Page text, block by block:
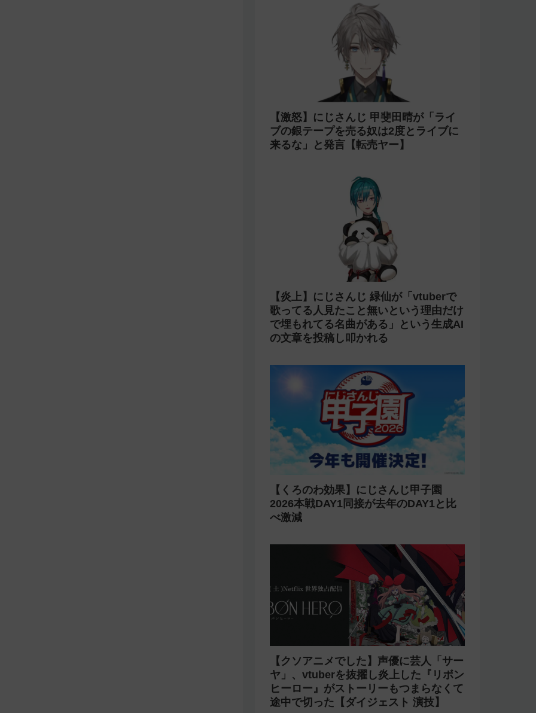
【激怒】にじさんじ 甲斐田晴が「ライ
ブの銀テープを売る奴は2度とライブに
来るな」と発言【転売ヤー】
【炎上】にじさんじ 緑仙が「vtuberで
歌ってる人見たこと無いという理由だけ
で埋もれてる名曲がある」という生成AI
の文章を投稿し叩かれる
【くろのわ効果】にじさんじ甲子園
2026本戦DAY1同接が去年のDAY1と比
べ激減
【クソアニメでした】声優に芸人「サー
ヤ」、vtuberを抜擢し炎上した『リボン
ヒーロー』がストーリーもつまらなくて
途中で切った【ダイジェスト 演技】